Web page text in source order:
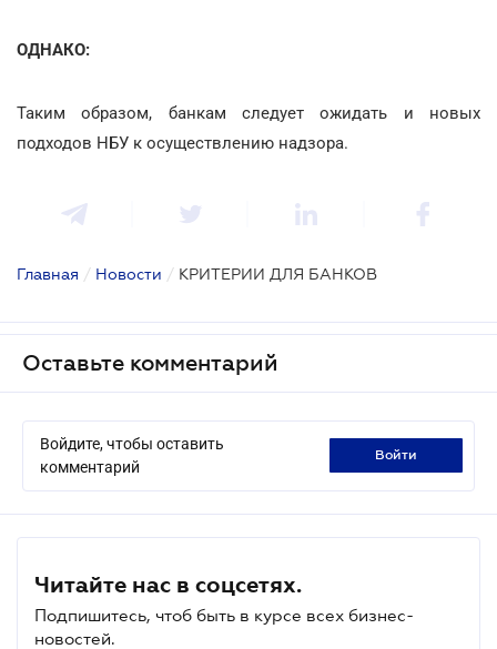
ОДНАКО:
Таким образом, банкам следует ожидать и новых
подходов НБУ к осуществлению надзора.
Главная / Новости / КРИТЕРИИ ДЛЯ БАНКОВ
Оставьте комментарий
Войдите, чтобы оставить
комментарий
войти
Читайте нас в соцсетях.
Подпишитесь, чтоб быть в курсе всех бизнес-
новостей.